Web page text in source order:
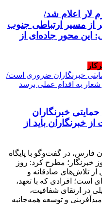
لار اعلام شد/
کیلومتر دیگر از مسیر ارتباطی جنوب
این محور جاده‌ای از
خبرنگاران
خبرنگاران باید از
در گفت‌وگو با پایگاه
خبرنگار؛ مطرح کرد: روز
از تلاش‌های صادقانه و
است؛ افرادی که با تعهد،
در ارتقای شفافیت،
و توسعه همه‌جانبه